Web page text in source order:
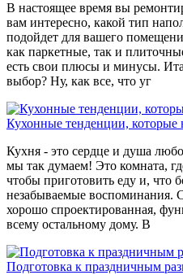
В настоящее время вы
вам интересно, какой тип
подойдет для вашего
как паркетные, так и
есть свои плюсы и минусы.
выбор? Ну, как все, что уг
Кухонные тенденции, которые
Кухня - это сердце и душа
мы так думаем! Это комната,
чтобы приготовить еду и, что
незабываемые воспоминания.
хорошо спроектированная,
всему остальному дому. В
Подготовка к праздничным